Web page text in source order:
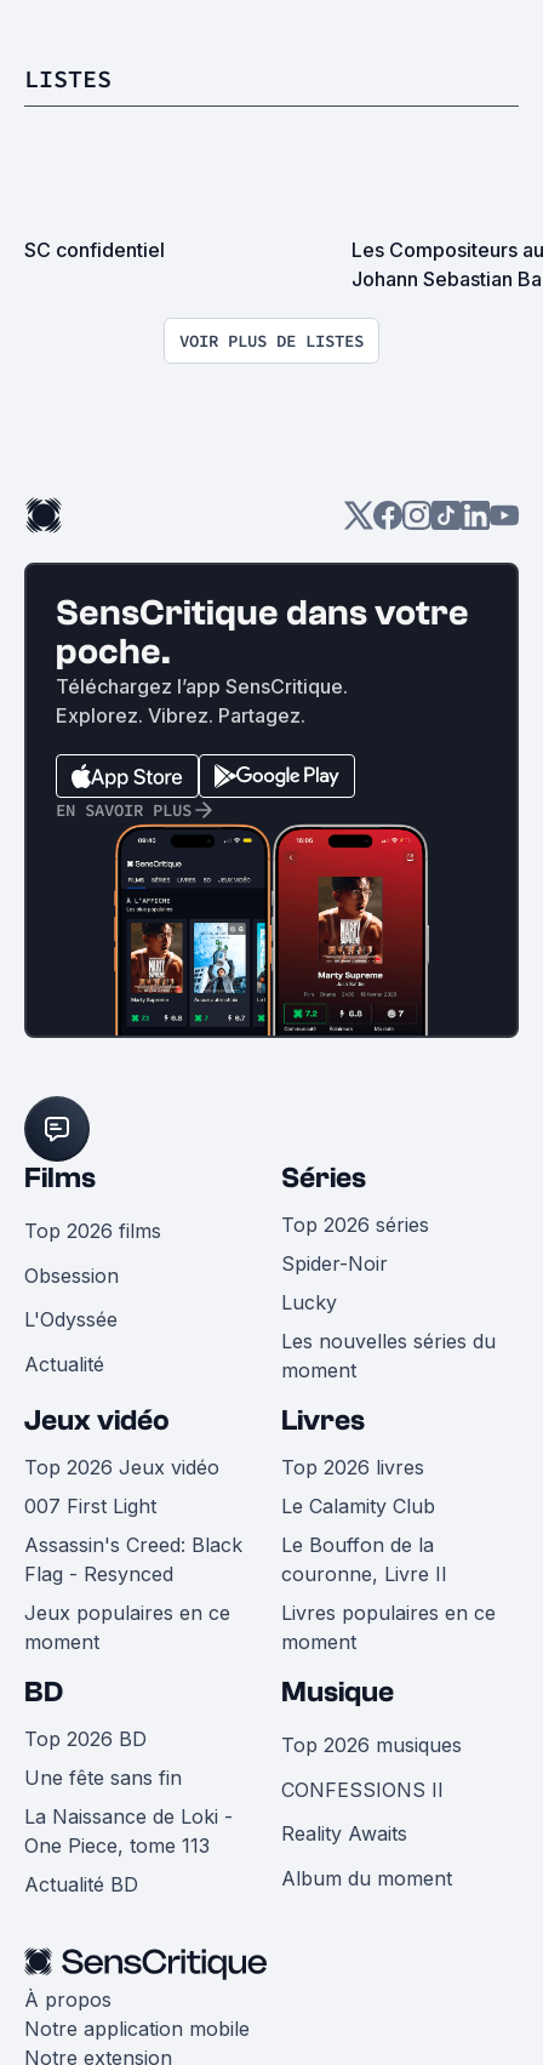
LISTES
SC confidentiel
Les Compositeurs
Johann Sebastian
VOIR PLUS DE LISTES
SensCritique dans votre
poche.
Téléchargez l’app SensCritique.
Explorez. Vibrez. Partagez.
EN SAVOIR PLUS
Films
Top 2026 films
Obsession
L'Odyssée
Actualité
Séries
Top 2026 séries
Spider-Noir
Lucky
Les nouvelles séries du
moment
Jeux vidéo
Top 2026 Jeux vidéo
007 First Light
Assassin's Creed: Black
Flag - Resynced
Jeux populaires en ce
moment
Livres
Top 2026 livres
Le Calamity Club
Le Bouffon de la
couronne, Livre II
Livres populaires en ce
moment
BD
Top 2026 BD
Une fête sans fin
La Naissance de Loki -
One Piece, tome 113
Actualité BD
Musique
Top 2026 musiques
CONFESSIONS II
Reality Awaits
Album du moment
À propos
Notre application mobile
Notre extension